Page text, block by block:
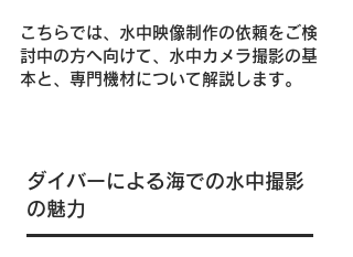
こちらでは、水中映像制作の依頼をご検
討中の方へ向けて、水中カメラ撮影の基
本と、専門機材について解説します。
ダイバーによる海での水中撮影
の魅力